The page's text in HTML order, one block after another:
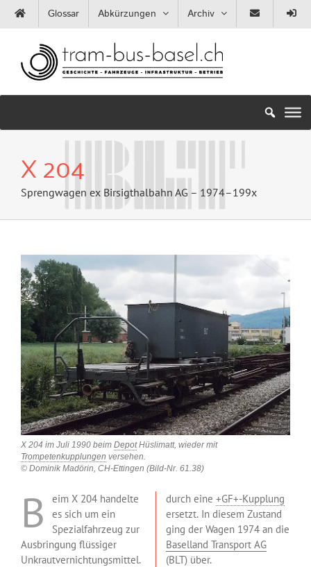
Zum
Inhalt
Glossar Abkürzungen Archiv
X 204
Sprengwagen ex Birsigthalbahn AG – 1974–199x
Zeige
grösseres
Bild
X 204 im Juli 1990 beim DepotHüslimatt, wieder mit
Trompetenkupplungen versehen.
© Dominik Madörin, CH-Ettingen (Bild-Nr. 61.38)
B
eim X 204 handelte
es sich um ein
Spezialfahrzeug zur
Ausbringung flüssiger
Unkrautvernichtungsmittel.
durch eine +GF+-Kupplung
ersetzt. In diesem Zustand
ging der Wagen 1974 an die
Baselland Transport AG
(BLT) über.